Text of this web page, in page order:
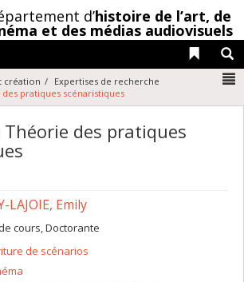
d’histoire de l’art, de
et des médias audiovisuels
Liens
création
Expertises de recherche
pratiques scénaristiques
Théorie des pratiques
LAJOIE, Emily
cours, Doctorante
de scénarios